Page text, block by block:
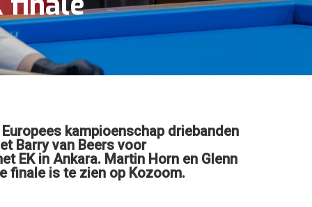
kampioenschap driebanden
Barry van Beers voor
EK in Ankara. Martin Horn en Glenn
finale is te zien op Kozoom.